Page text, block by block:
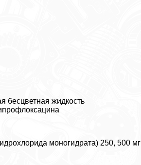
бесцветная жидкость
моногидрата) 250, 500 мг